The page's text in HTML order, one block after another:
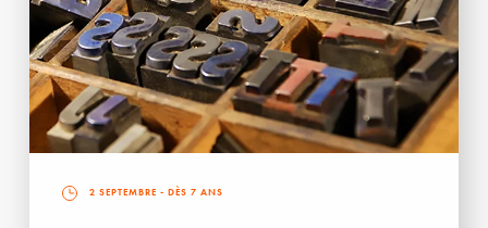
2 SEPTEMBRE - DÈS 7 ANS